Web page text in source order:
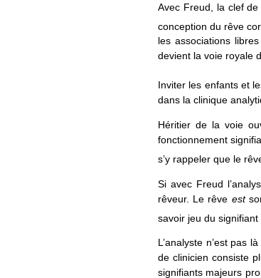
Avec Freud, la clef
conception du rêve
les associations
devient la voie royale
Inviter les enfants et
dans la clinique
Héritier de la voie
fonctionnement
s’y rappeler que le
Si avec Freud
rêveur. Le rêve est
savoir jeu du
L’analyste n’est pas
de clinicien consiste
signifiants majeurs